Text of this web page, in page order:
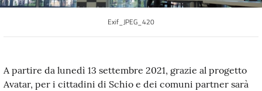
Exif_JPEG_420
A partire da lunedì 13 settembre 2021, grazie al progetto
Avatar, per i cittadini di Schio e dei comuni partner sarà